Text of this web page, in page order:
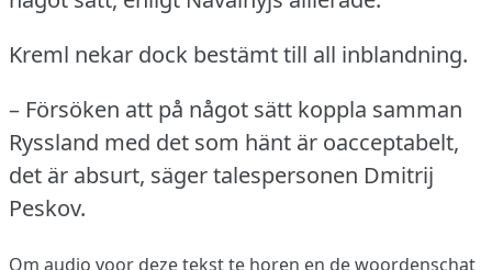
Kreml nekar dock bestämt till all inblandning.
– Försöken att på något sätt koppla samman
Ryssland med det som hänt är oacceptabelt,
det är absurt, säger talespersonen Dmitrij
Peskov.
Om audio voor deze tekst te horen en de woordenschat